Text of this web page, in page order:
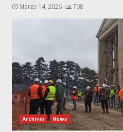
Marzo 14, 2026 708
Archivio News